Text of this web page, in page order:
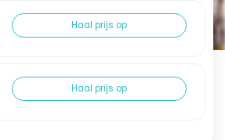
Haal prijs op
Haal prijs op